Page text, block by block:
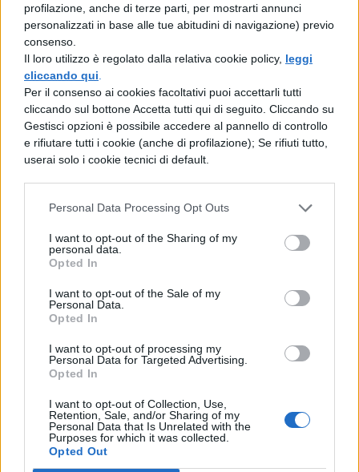
profilazione, anche di terze parti, per mostrarti annunci
personalizzati in base alle tue abitudini di navigazione) previo
consenso.
Il loro utilizzo è regolato dalla relativa cookie policy, leggi
cliccando qui
Per il consenso ai cookies facoltativi puoi accettarli tutti
cliccando sul bottone Accetta tutti qui di seguito. Cliccando su
Gestisci opzioni è possibile accedere al pannello di controllo
e rifiutare tutti i cookie (anche di profilazione); Se rifiuti tutto,
userai solo i cookie tecnici di default.
Personal Data Processing Opt Outs
I want to opt-out of the Sharing of my
personal data.
Opted In
I want to opt-out of the Sale of my
Personal Data.
Opted In
I want to opt-out of processing my
Personal Data for Targeted Advertising.
Opted In
I want to opt-out of Collection, Use,
Retention, Sale, and/or Sharing of my
Personal Data that Is Unrelated with the
Purposes for which it was collected.
Opted Out
brano si chiude con un messaggio di
speranza velata, suggerendo la possibilità
di un futuro ricongiungimento, come stelle
destinate a brillare nello stesso pezzo di
cielo.
La produzione musicale
Il nuovo singolo “Bella davvero” vede la
collaborazione traUltimo e il rinomato
producer Juli
arrangiamento curato e coinvolgente. La
che fonde elementi pop con sfumature più
accompagnata da una strumentazione che
cresce gradualmente seguendo
l’evoluzione narrativa del testo.